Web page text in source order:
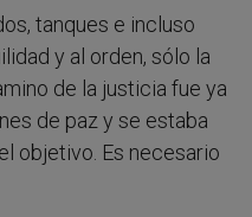
tanques e incluso
y al orden, sólo la
de la justicia fue ya
de paz y se estaba
objetivo. Es necesario